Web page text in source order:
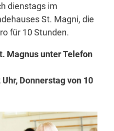
dienstags im
St. Magni, die
für 10 Stunden.
Magnus unter Telefon
Donnerstag von 10